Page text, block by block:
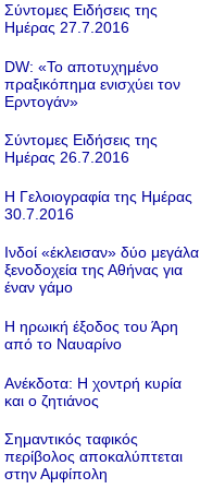
Σύντομες Ειδήσεις της
Ημέρας 27.7.2016
DW: «To αποτυχημένο
πραξικόπημα ενισχύει τον
Ερντογάν»
Σύντομες Ειδήσεις της
Ημέρας 26.7.2016
Η Γελοιογραφία της Ημέρας
30.7.2016
Ινδοί «έκλεισαν» δύο μεγάλα
ξενοδοχεία της Αθήνας για
έναν γάμο
Η ηρωική έξοδος του Άρη
από το Ναυαρίνο
Ανέκδοτα: Η χοντρή κυρία
και ο ζητιάνος
Σημαντικός ταφικός
περίβολος αποκαλύπτεται
στην Αμφίπολη